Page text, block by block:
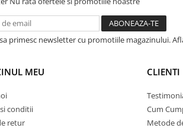
gaz
primesc newsletter cu promotiile magazinului.
MEU
conditii
retur
CLIENTI
Cum
Metode